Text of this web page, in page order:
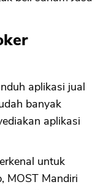
aplikasi jual
banyak
aplikasi
untuk
MOST Mandiri